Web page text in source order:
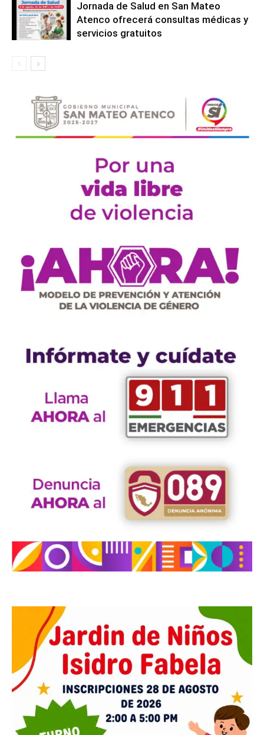
Jornada de Salud en San Mateo
Atenco ofrecerá consultas médicas y
servicios gratuitos